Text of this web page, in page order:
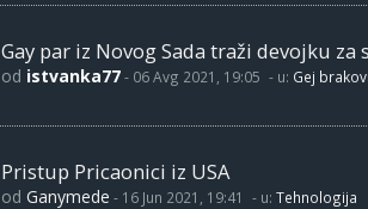
Gay par iz Novog Sada traži devojku
od istvanka77- 06 Avg 2021, 19:05 - u: Gej
Pristup Pricaonici iz USA
od Ganymede - 16 Jun 2021, 19:41 - u: Tehnologija